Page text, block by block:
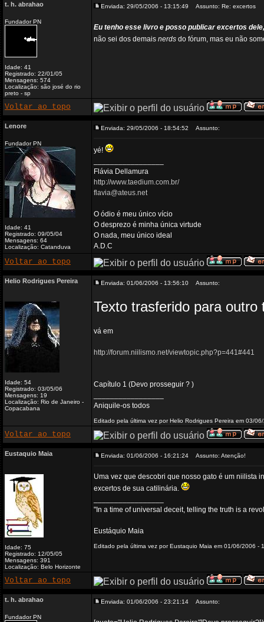
t. h. abrahao
Fundador PN
Idade: 41
Registrado: 22/01/05
Mensagens: 574
Localização: são josé do rio
preto - sp
Enviada: 29/05/2006 - 13:15:49 Assunto: Re: excertos
Eu tenho esse livro e posso publicar excertos
não sei dos demais nerds do fórum, mas eu não
Voltar ao topo
Lenore
Fundador PN
Idade: 41
Registrado: 09/05/04
Mensagens: 64
Localização: Catanduva
Enviada: 29/05/2006 - 18:54:52 Assunto:
yé!
Flávia Dellamura
http://www.taedium.com.br/
flavia@ateus.net
O ódio é meu único vício
O desprezo é minha única virtude
O nada, meu único ideal
A.D.C
Voltar ao topo
Helio Rodrigues Pereira
Idade: 54
Registrado: 03/05/06
Mensagens: 19
Localização: Rio de Janeiro -
Copacabana
Enviada: 01/06/2006 - 13:56:10 Assunto:
Texto trasferido para outro
vá em
http://forum.niilismo.net/viewtopic.php?p=441#441
Capítulo 1 (Devo prosseguir ? )
Aniquile-os todos
Editado pela última vez por Helio Rodrigues Pereira em 03/
Voltar ao topo
Eustaquio Maia
Idade: 75
Registrado: 12/05/05
Mensagens: 391
Localização: Belo Horizonte
Enviada: 01/06/2006 - 16:21:24 Assunto: Atenção!
Uma vez que descobri que nosso gato é um niilista
excertos de sua catilinária.
"In a time of universal deceit, telling the truth is a
Eustáquio Maia
Editado pela última vez por Eustaquio Maia em 01/06/2006 -
Voltar ao topo
t. h. abrahao
Fundador PN
Enviada: 01/06/2006 - 23:21:14 Assunto: